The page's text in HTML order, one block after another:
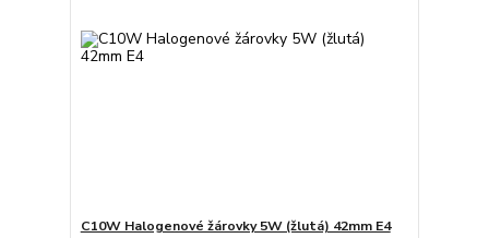
C10W Halogenové žárovky 5W (žlutá) 42mm E4